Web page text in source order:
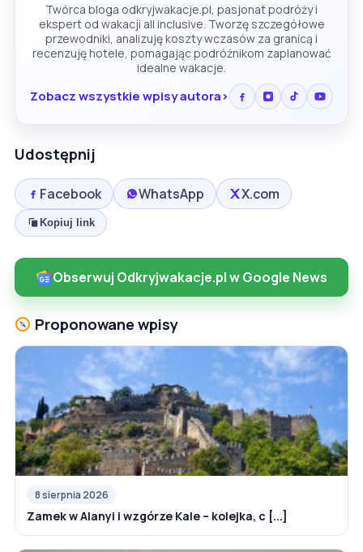
Twórca bloga odkryjwakacje.pl, pasjonat podróży i
ekspert od wakacji all inclusive. Tworzę szczegółowe
przewodniki, analizuję koszty wczasów za granicą i
recenzuję hotele, pomagając podróżnikom zaplanować
idealne wakacje.
Zobacz wszystkie wpisy autora
Udostępnij
Facebook WhatsApp X.com
Kopiuj link
Obserwuj Odkryjwakacje.pl w Google News
Proponowane wpisy
8 sierpnia 2026
Zamek w Alanyi i wzgórze Kale – kolejka, c [...]